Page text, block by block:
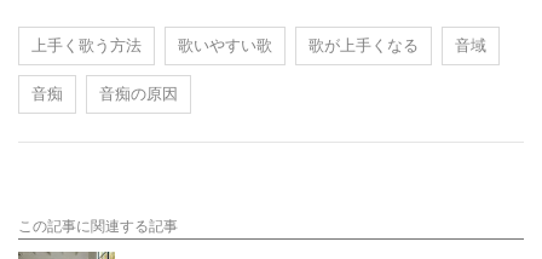
上手く歌う方法 歌いやすい歌 歌が上手くなる 音域
音痴 音痴の原因
この記事に関連する記事